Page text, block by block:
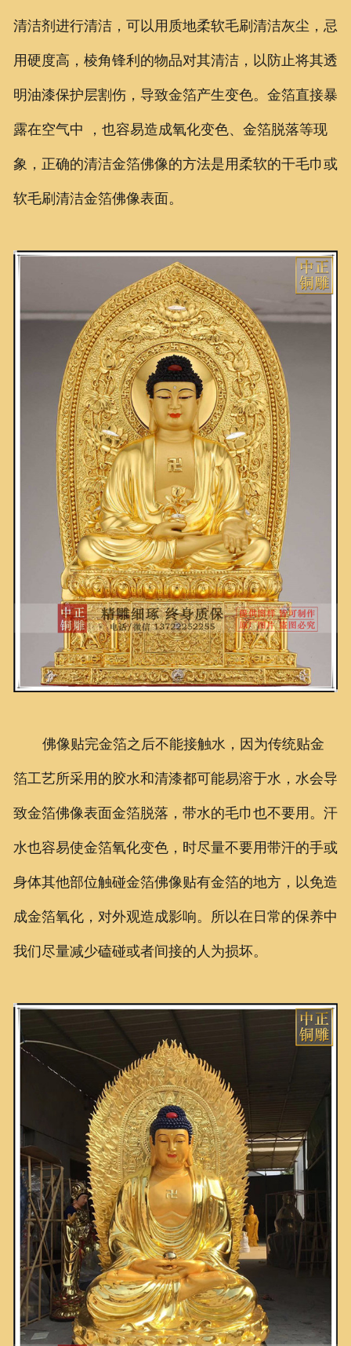
清洁剂进行清洁，可以用质地柔软毛刷清洁灰尘，忌
用硬度高，棱角锋利的物品对其清洁，以防止将其透
明油漆保护层割伤，导致金箔产生变色。金箔直接暴
露在空气中 ，也容易造成氧化变色、金箔脱落等现
象，正确的清洁金箔佛像的方法是用柔软的干毛巾或
软毛刷清洁金箔佛像表面。
佛像贴完金箔之后不能接触水，因为传统贴金
箔工艺所采用的胶水和清漆都可能易溶于水，水会导
致金箔佛像表面金箔脱落，带水的毛巾也不要用。汗
水也容易使金箔氧化变色，时尽量不要用带汗的手或
身体其他部位触碰金箔佛像贴有金箔的地方，以免造
成金箔氧化，对外观造成影响。所以在日常的保养中
我们尽量减少磕碰或者间接的人为损坏。